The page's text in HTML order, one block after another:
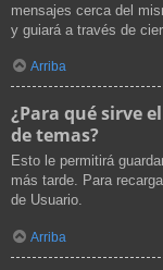
mensajes cerca del
y guiará a través de
Arriba
¿Para qué sirve
de temas?
Esto le permitirá
más tarde. Para
de Usuario.
Arriba